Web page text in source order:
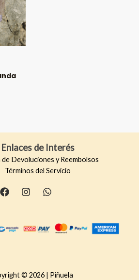
Enlaces de Interés
Devoluciones y Reembolsos
Términos del Servicio
© 2026 | Piñuela